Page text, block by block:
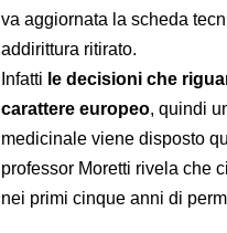
va aggiornata la scheda
addirittura ritirato.
Infatti le decisioni che
carattere europeo, quindi
medicinale viene disposto
professor Moretti rivela che
nei primi cinque anni di